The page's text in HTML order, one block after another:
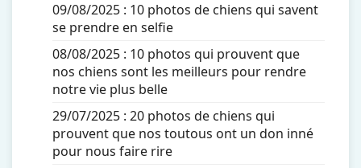
09/08/2025 : 10 photos de chiens qui savent
se prendre en selfie
08/08/2025 : 10 photos qui prouvent que
nos chiens sont les meilleurs pour rendre
notre vie plus belle
29/07/2025 : 20 photos de chiens qui
prouvent que nos toutous ont un don inné
pour nous faire rire